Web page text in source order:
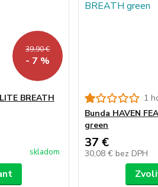
39,90 €
- 7 %
BREATH
skladom
1
Bunda HAVEN
green
37 €
30,08 € bez DPH